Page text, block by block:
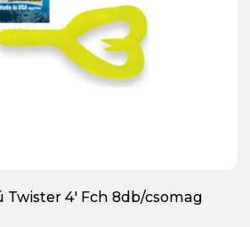
Twister 4' Fch 8db/csomag